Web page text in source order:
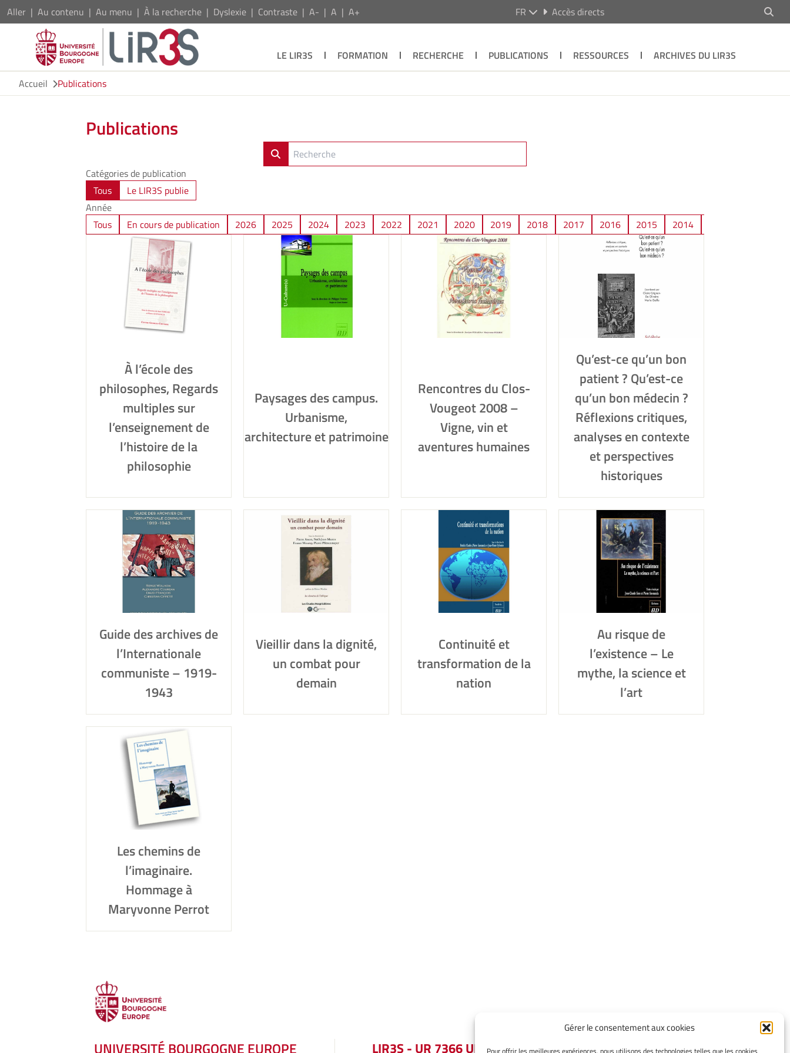
Gérer le consentement aux cookies
Aller Au contenu Au menu À la recherche Dyslexie Contraste A- A A+ FR Accès directs
LE LIR3S FORMATION RECHERCHE PUBLICATIONS RESSOURCES
ARCHIVES DU LIR3S
Accueil
Publications
Publications
Catégories de publication
Tous
Le LIR3S publie
Année
Tous
En cours de publication 2026 2025 2024 2023 2022 2021 2020 2019 2018 2017 2016 2015 2014
À l’école des
philosophes, Regards
multiples sur
l’enseignement de
l’histoire de la
philosophie
Paysages des campus.
Urbanisme,
architecture et patrimoine
Rencontres du Clos-
Vougeot 2008 –
Vigne, vin et
aventures humaines
Qu’est-ce qu’un bon
patient ? Qu’est-ce
qu’un bon médecin ?
Réflexions critiques,
analyses en contexte
et perspectives
historiques
Guide des archives de
l’Internationale
communiste – 1919-
1943
Vieillir dans la dignité,
un combat pour
demain
Continuité et
transformation de la
nation
Au risque de
l’existence – Le
mythe, la science et
l’art
Les chemins de
l’imaginaire.
Hommage à
Maryvonne Perrot
UNIVERSITÉ BOURGOGNE EUROPE LIR3S - UR 7366 UBE INFORMATIONS LÉGALES